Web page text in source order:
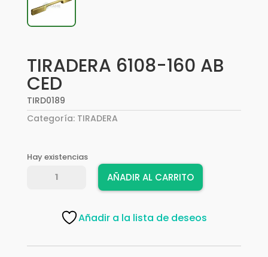
TIRADERA 6108-160 AB
CED
TIRD0189
Categoría: TIRADERA
Hay existencias
TIRADERA
AÑADIR AL CARRITO
Añadir a la lista de deseos